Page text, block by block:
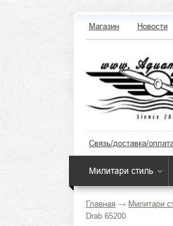
Магазин Новости
Связь/доставка/
Милитари стиль
Главная → Милитари
Drab 65200